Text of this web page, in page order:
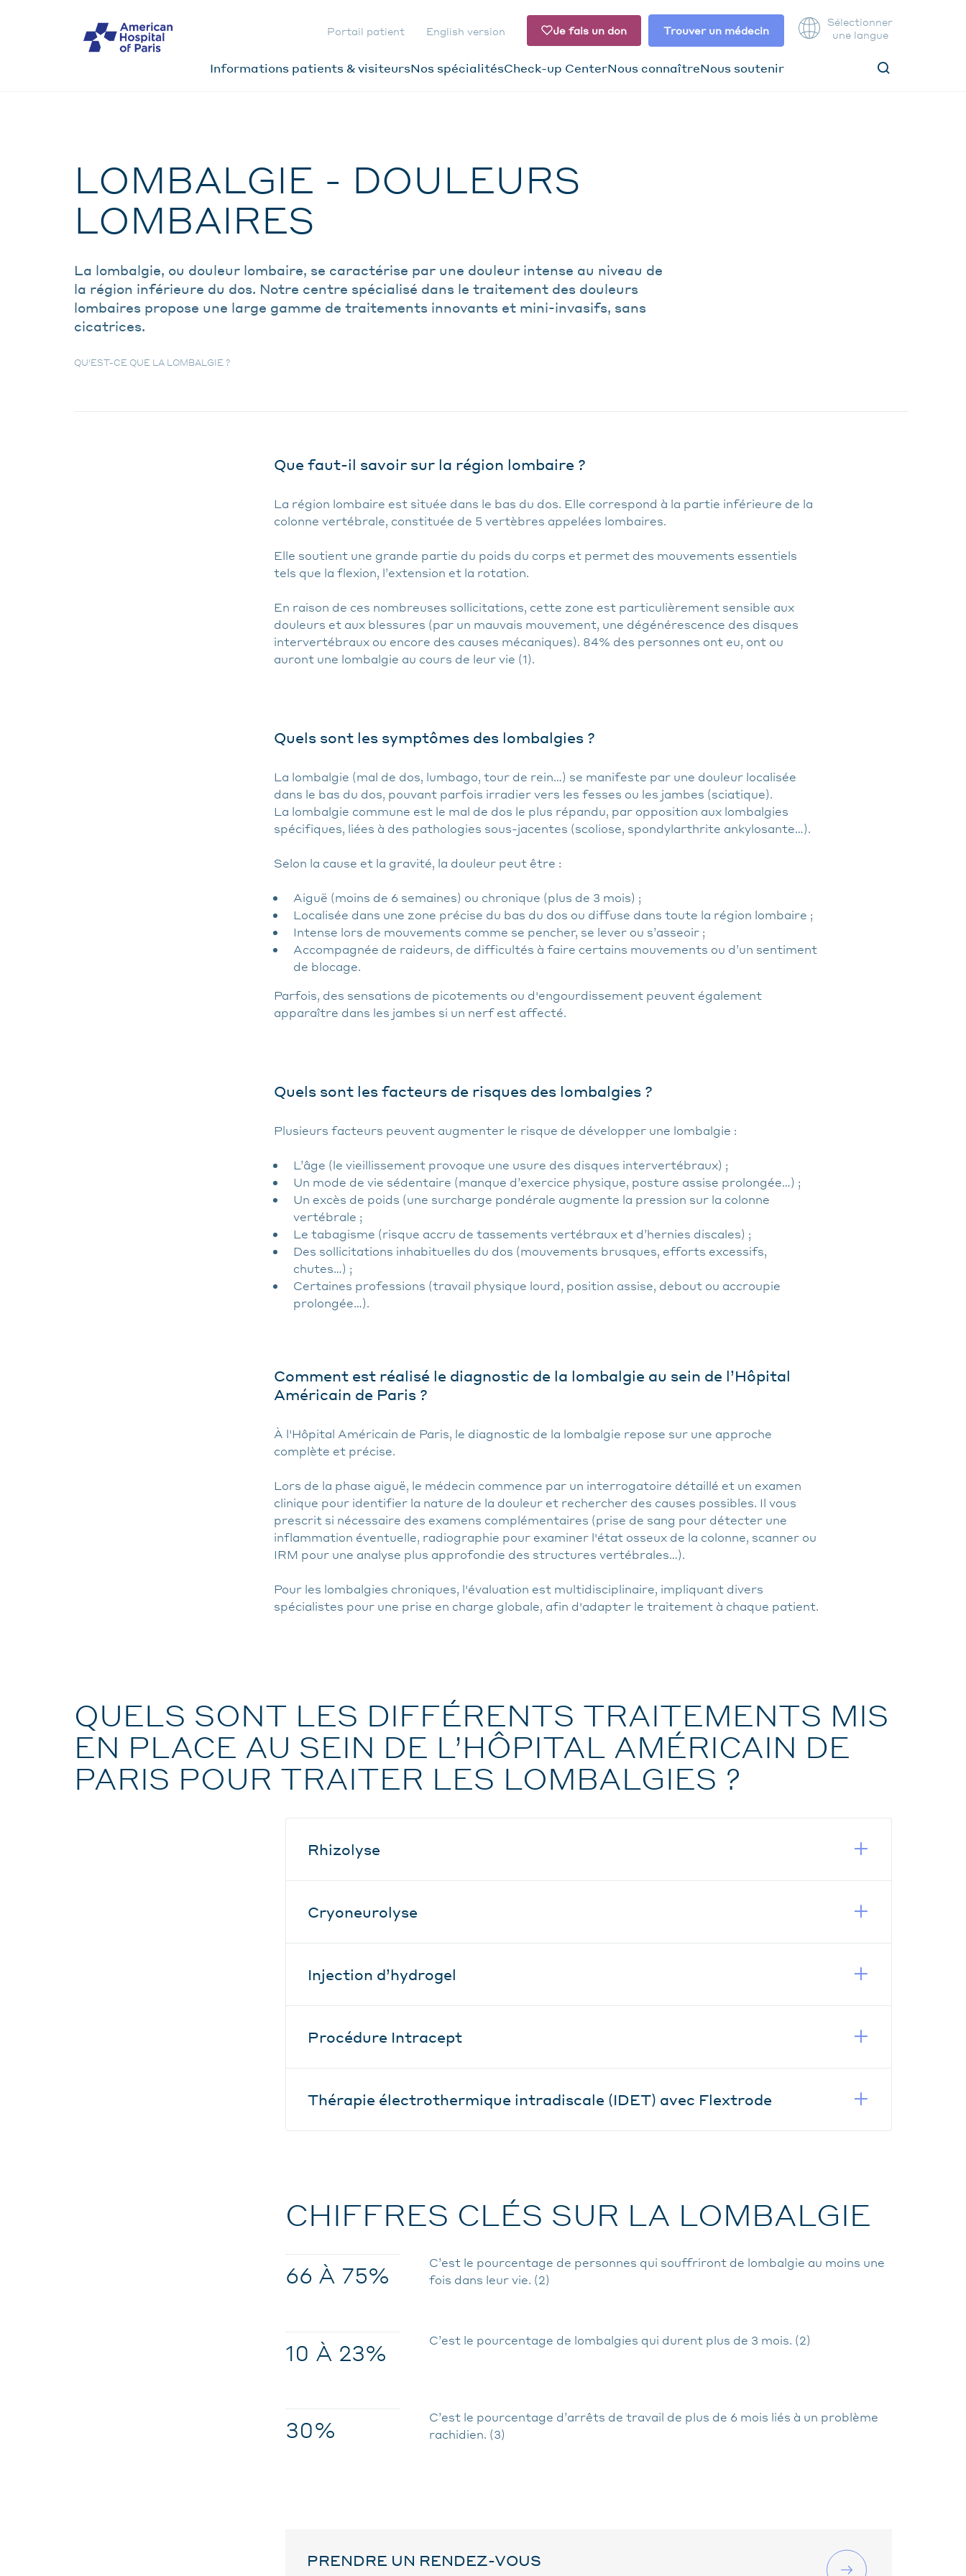
MENU
Portail patient English version Je fais un don Trouver un médecin
Sélectionner
une langue
Informations patients & visiteursNos spécialitésCheck-up CenterNous connaîtreNous soutenir
FIL
D'ARIANE
LOMBALGIE - DOULEURS
LOMBAIRES
La lombalgie, ou douleur lombaire, se caractérise par une douleur intense au niveau de
la région inférieure du dos. Notre centre spécialisé dans le traitement des douleurs
lombaires propose une large gamme de traitements innovants et mini-invasifs, sans
cicatrices.
QU'EST-CE QUE LA LOMBALGIE ?
Que faut-il savoir sur la région lombaire ?
La région lombaire est située dans le bas du dos. Elle correspond à la partie inférieure de la
colonne vertébrale, constituée de 5 vertèbres appelées lombaires.
Elle soutient une grande partie du poids du corps et permet des mouvements essentiels
tels que la flexion, l’extension et la rotation.
En raison de ces nombreuses sollicitations, cette zone est particulièrement sensible aux
douleurs et aux blessures (par un mauvais mouvement, une dégénérescence des disques
intervertébraux ou encore des causes mécaniques). 84% des personnes ont eu, ont ou
auront une lombalgie au cours de leur vie (1).
Quels sont les symptômes des lombalgies ?
La lombalgie (mal de dos, lumbago, tour de rein…) se manifeste par une douleur localisée
dans le bas du dos, pouvant parfois irradier vers les fesses ou les jambes (sciatique).
La lombalgie commune est le mal de dos le plus répandu, par opposition aux lombalgies
spécifiques, liées à des pathologies sous-jacentes (scoliose, spondylarthrite ankylosante…).
Selon la cause et la gravité, la douleur peut être :
Aiguë (moins de 6 semaines) ou chronique (plus de 3 mois) ;
Localisée dans une zone précise du bas du dos ou diffuse dans toute la région lombaire ;
Intense lors de mouvements comme se pencher, se lever ou s’asseoir ;
Accompagnée de raideurs, de difficultés à faire certains mouvements ou d’un sentiment
de blocage.
Parfois, des sensations de picotements ou d'engourdissement peuvent également
apparaître dans les jambes si un nerf est affecté.
Quels sont les facteurs de risques des lombalgies ?
Plusieurs facteurs peuvent augmenter le risque de développer une lombalgie :
L’âge (le vieillissement provoque une usure des disques intervertébraux) ;
Un mode de vie sédentaire (manque d’exercice physique, posture assise prolongée…) ;
Un excès de poids (une surcharge pondérale augmente la pression sur la colonne
vertébrale ;
Le tabagisme (risque accru de tassements vertébraux et d’hernies discales) ;
Des sollicitations inhabituelles du dos (mouvements brusques, efforts excessifs,
chutes…) ;
Certaines professions (travail physique lourd, position assise, debout ou accroupie
prolongée…).
Comment est réalisé le diagnostic de la lombalgie au sein de l’Hôpital
Américain de Paris ?
À l'Hôpital Américain de Paris, le diagnostic de la lombalgie repose sur une approche
complète et précise.
Lors de la phase aiguë, le médecin commence par un interrogatoire détaillé et un examen
clinique pour identifier la nature de la douleur et rechercher des causes possibles. Il vous
prescrit si nécessaire des examens complémentaires (prise de sang pour détecter une
inflammation éventuelle, radiographie pour examiner l'état osseux de la colonne, scanner ou
IRM pour une analyse plus approfondie des structures vertébrales…).
Pour les lombalgies chroniques, l'évaluation est multidisciplinaire, impliquant divers
spécialistes pour une prise en charge globale, afin d'adapter le traitement à chaque patient.
QUELS SONT LES DIFFÉRENTS TRAITEMENTS MIS
EN PLACE AU SEIN DE L’HÔPITAL AMÉRICAIN DE
PARIS POUR TRAITER LES LOMBALGIES ?
Rhizolyse
Cryoneurolyse
Injection d’hydrogel
Procédure Intracept
Thérapie électrothermique intradiscale (IDET) avec Flextrode
CHIFFRES CLÉS SUR LA LOMBALGIE
66 À 75%
C’est le pourcentage de personnes qui souffriront de lombalgie au moins une
fois dans leur vie. (2)
10 À 23% C’est le pourcentage de lombalgies qui durent plus de 3 mois. (2)
30%
C’est le pourcentage d’arrêts de travail de plus de 6 mois liés à un problème
rachidien. (3)
PRENDRE UN RENDEZ-VOUS